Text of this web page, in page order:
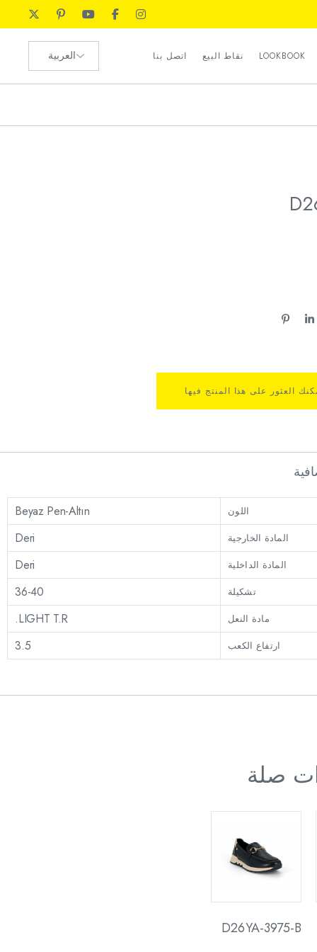
LOOKBOOK نقاط البيع اتصل بنا
اختر
رضا العملاء
الموارد البشرية
العثور على هذا المنتج فيها
اللون Beyaz Pen-Altın
المادة الخارجية Deri
المادة الداخلية Deri
تشكيلة 36-40
مادة النعل LIGHT T.R.
ارتفاع الكعب 3.5
صلة
D26YA-3975-B